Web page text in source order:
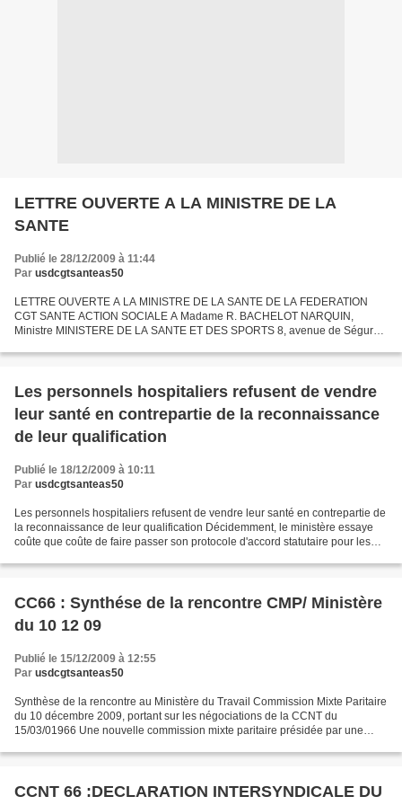
LETTRE OUVERTE A LA MINISTRE DE LA
SANTE
Publié le 28/12/2009 à 11:44
Par usdcgtsanteas50
LETTRE OUVERTE A LA MINISTRE DE LA SANTE DE LA FEDERATION
CGT SANTE ACTION SOCIALE A Madame R. BACHELOT NARQUIN,
Ministre MINISTERE DE LA SANTE ET DES SPORTS 8, avenue de Ségur
ronde...
Les personnels hospitaliers refusent de vendre
leur santé en contrepartie de la reconnaissance
de leur qualification
Publié le 18/12/2009 à 10:11
Par usdcgtsanteas50
Les personnels hospitaliers refusent de vendre leur santé en contrepartie de
la reconnaissance de leur qualification Décidemment, le ministère essaye
coûte que coûte de faire passer son protocole d'accord statutaire pour les
CC66 : Synthése de la rencontre CMP/ Ministère
du 10 12 09
Publié le 15/12/2009 à 12:55
Par usdcgtsanteas50
Synthèse de la rencontre au Ministère du Travail Commission Mixte Paritaire
du 10 décembre 2009, portant sur les négociations de la CCNT du
15/03/01966 Une nouvelle commission mixte paritaire présidée par une
CCNT 66 :DECLARATION INTERSYNDICALE DU